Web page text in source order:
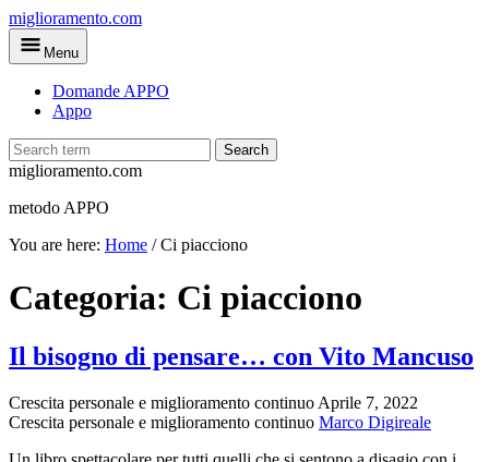
Skip
to
main
miglioramento.com
Menu
Domande APPO
Appo
Search
miglioramento.com
metodo APPO
You are here: Home /Ci piacciono
Categoria: Ci piacciono
Il bisogno di pensare… con Vito Mancuso
Crescita personale e miglioramento continuo Aprile 7, 2022
Crescita personale e miglioramento continuo Marco Digireale